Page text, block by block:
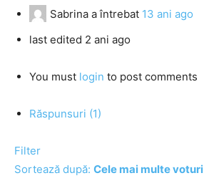
Sabrina a întrebat 13 ani ago
last edited 2 ani ago
You must login to post comments
Răspunsuri (1)
Filter
Sortează după: Cele mai multe voturi